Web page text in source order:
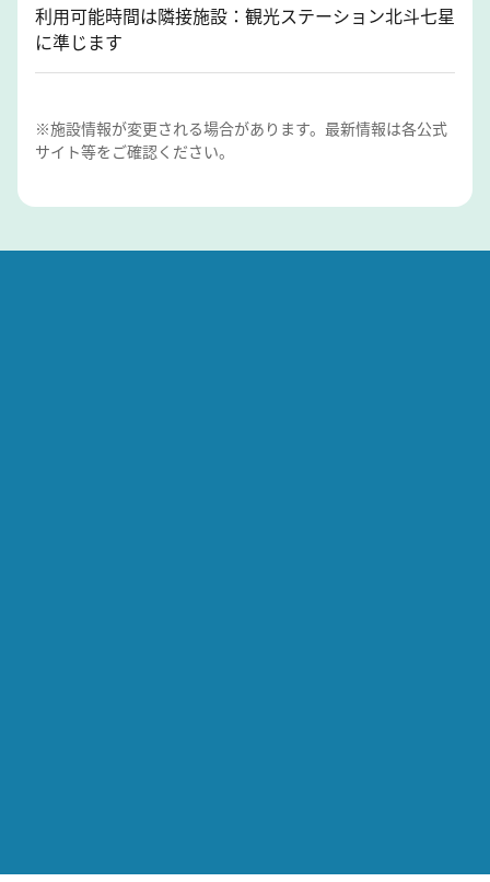
利用可能時間は隣接施設：観光ステーション北斗七星
に準じます
※施設情報が変更される場合があります。最新情報は各公式
サイト等をご確認ください。